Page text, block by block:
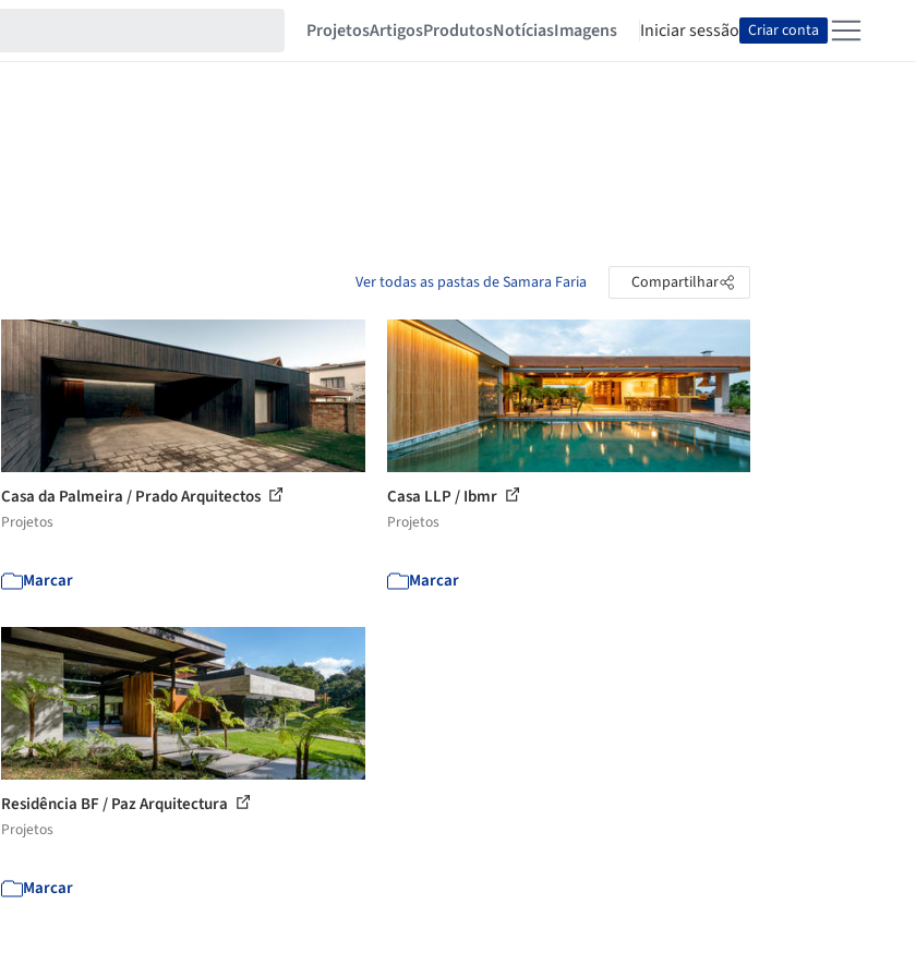
ProjetosArtigosProdutosNotíciasImagens Iniciar sessão Criar conta
Ver todas as pastas de Samara Faria Compartilhar
Casa da Palmeira / Prado Arquitectos
Projetos
Marcar
Casa LLP / Ibmr
Projetos
Marcar
Residência BF / Paz Arquitectura
Projetos
Marcar